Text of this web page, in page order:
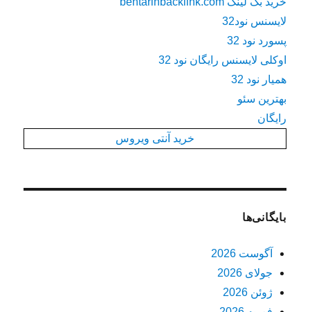
لایسنس نود32
پسورد نود 32
اوکلی لایسنس رایگان نود 32
همیار نود 32
بهترین سئو
رایگان
خرید آنتی ویروس
بایگانی‌ها
آگوست 2026
جولای 2026
ژوئن 2026